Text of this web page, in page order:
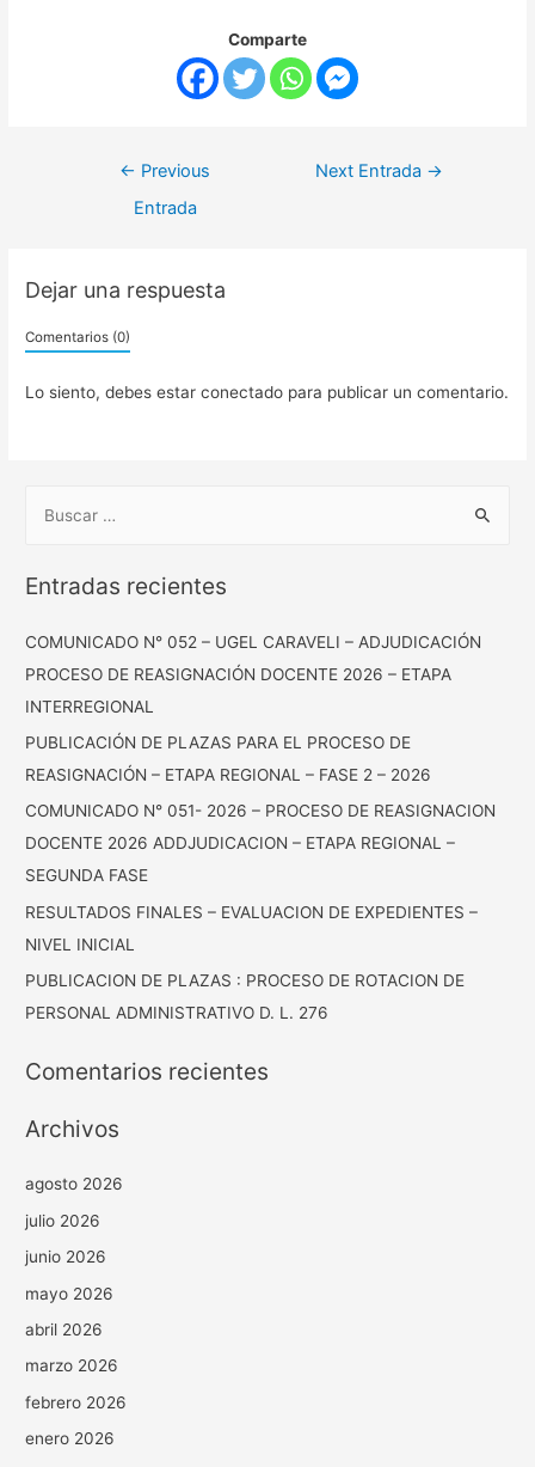
Comparte
← Previous
Entrada
Next Entrada →
Dejar una respuesta
Comentarios (0)
Lo siento, debes estarconectado para publicar un comentario.
Entradas recientes
COMUNICADO N° 052 – UGEL CARAVELI – ADJUDICACIÓN
PROCESO DE REASIGNACIÓN DOCENTE 2026 – ETAPA
INTERREGIONAL
PUBLICACIÓN DE PLAZAS PARA EL PROCESO DE
REASIGNACIÓN – ETAPA REGIONAL – FASE 2 – 2026
COMUNICADO N° 051- 2026 – PROCESO DE REASIGNACION
DOCENTE 2026 ADDJUDICACION – ETAPA REGIONAL –
SEGUNDA FASE
RESULTADOS FINALES – EVALUACION DE EXPEDIENTES –
NIVEL INICIAL
PUBLICACION DE PLAZAS : PROCESO DE ROTACION DE
PERSONAL ADMINISTRATIVO D. L. 276
Comentarios recientes
Archivos
agosto 2026
julio 2026
junio 2026
mayo 2026
abril 2026
marzo 2026
febrero 2026
enero 2026